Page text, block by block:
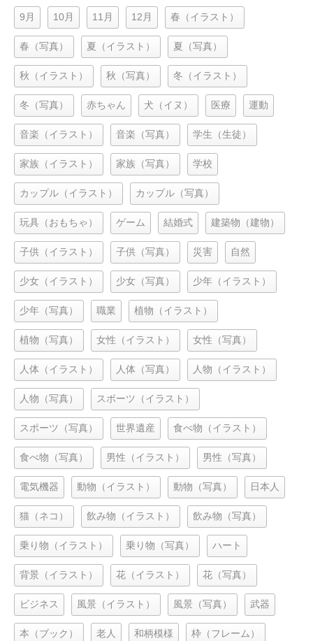
9月 10月 11月 12月 春（イラスト）
春（写真） 夏（イラスト） 夏（写真）
秋（イラスト） 秋（写真） 冬（イラスト）
冬（写真） 赤ちゃん 犬（イヌ） 医療 運動
音楽（イラスト） 音楽（写真） 学生（生徒）
家族（イラスト） 家族（写真） 学校
カップル（イラスト） カップル（写真）
玩具（おもちゃ） ゲーム 結婚式 建築物（建物）
子供（イラスト） 子供（写真） 災害 自然
少女（イラスト） 少女（写真） 少年（イラスト）
少年（写真） 職業 植物（イラスト）
植物（写真） 女性（イラスト） 女性（写真）
人体（イラスト） 人体（写真） 人物（イラスト）
人物（写真） スポーツ（イラスト）
スポーツ（写真） 世界遺産 食べ物（イラスト）
食べ物（写真） 男性（イラスト） 男性（写真）
電気機器 動物（イラスト） 動物（写真） 日本人
猫（ネコ） 飲み物（イラスト） 飲み物（写真）
乗り物（イラスト） 乗り物（写真） ハート
背景（イラスト） 花（イラスト） 花（写真）
ビジネス 風景（イラスト） 風景（写真） 武器
本（ブック） 老人 和柄模様 枠（フレーム）